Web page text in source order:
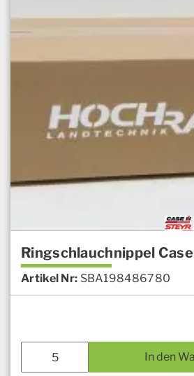
Ringschlauchnippel Case
Artikel Nr: SBA198486780
In den